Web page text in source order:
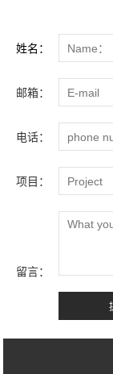
姓名：
邮箱：
电话：
项目：
留言：